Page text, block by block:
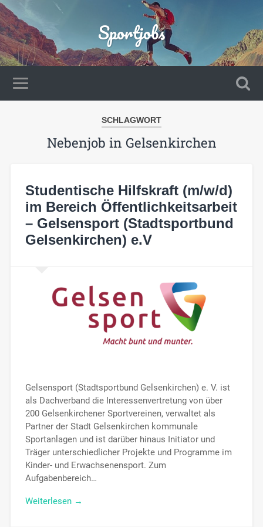
Sportjobs
SCHLAGWORT
Nebenjob in Gelsenkirchen
Studentische Hilfskraft (m/w/d)
im Bereich Öffentlichkeitsarbeit
– Gelsensport (Stadtsportbund
Gelsenkirchen) e.V
Gelsensport (Stadtsportbund Gelsenkirchen) e. V. ist
als Dachverband die Interessenvertretung von über
200 Gelsenkirchener Sportvereinen, verwaltet als
Partner der Stadt Gelsenkirchen kommunale
Sportanlagen und ist darüber hinaus Initiator und
Träger unterschiedlicher Projekte und Programme im
Kinder- und Erwachsenensport. Zum
Aufgabenbereich…
Weiterlesen →